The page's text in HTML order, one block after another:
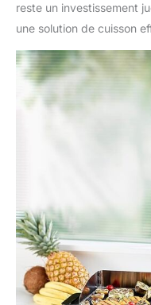
reste un investissement
une solution de cuisson